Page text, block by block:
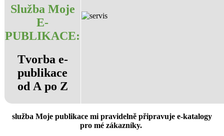
Služba Moje
E-
PUBLIKACE:
Tvorba e-
publikace
od A po Z
služba Moje publikace mi pravidelně připravuje e-katalogy
pro mé zákazníky.